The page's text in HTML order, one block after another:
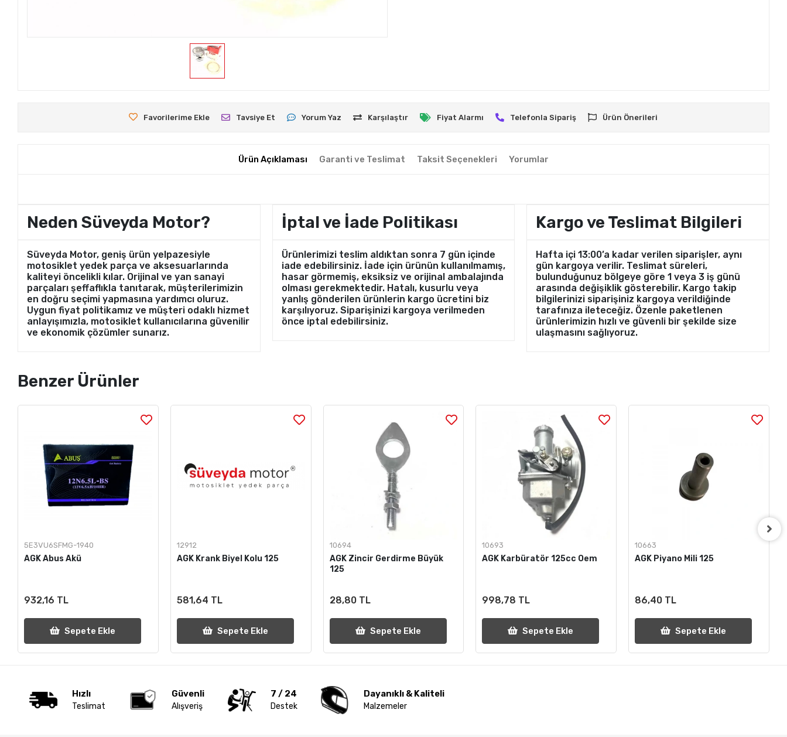
Favorilerime Ekle Tavsiye Et Yorum Yaz Karşılaştır Fiyat Alarmı Telefonla Sipariş Ürün Önerileri
Ürün Açıklaması Garanti ve Teslimat Taksit Seçenekleri Yorumlar
Neden Süveyda Motor?
Süveyda Motor, geniş ürün yelpazesiyle
motosiklet yedek parça ve aksesuarlarında
kaliteyi öncelikli kılar. Orijinal ve yan sanayi
parçaları şeffaflıkla tanıtarak, müşterilerimizin
en doğru seçimi yapmasına yardımcı oluruz.
Uygun fiyat politikamız ve müşteri odaklı hizmet
anlayışımızla, motosiklet kullanıcılarına güvenilir
ve ekonomik çözümler sunarız.
İptal ve İade Politikası
Ürünlerimizi teslim aldıktan sonra 7 gün içinde
iade edebilirsiniz. İade için ürünün kullanılmamış,
hasar görmemiş, eksiksiz ve orijinal ambalajında
olması gerekmektedir. Hatalı, kusurlu veya
yanlış gönderilen ürünlerin kargo ücretini biz
karşılıyoruz. Siparişinizi kargoya verilmeden
önce iptal edebilirsiniz.
Kargo ve Teslimat Bilgileri
Hafta içi 13:00’a kadar verilen siparişler, aynı
gün kargoya verilir. Teslimat süreleri,
bulunduğunuz bölgeye göre 1 veya 3 iş günü
arasında değişiklik gösterebilir. Kargo takip
bilgilerinizi siparişiniz kargoya verildiğinde
tarafınıza ileteceğiz. Özenle paketlenen
ürünlerimizin hızlı ve güvenli bir şekilde size
ulaşmasını sağlıyoruz.
Benzer Ürünler
5E3VU6SFMG-1940
AGK Abus Akü
932,16 TL
Sepete Ekle
12912
AGK Krank Biyel Kolu 125
581,64 TL
Sepete Ekle
10694
AGK Zincir Gerdirme Büyük
125
28,80 TL
Sepete Ekle
10693
AGK Karbüratör 125cc Oem
998,78 TL
Sepete Ekle
10663
AGK Piyano Mili 125
86,40 TL
Sepete Ekle
Hızlı
Teslimat
Güvenli
Alışveriş
7 / 24
Destek
Dayanıklı & Kaliteli
Malzemeler